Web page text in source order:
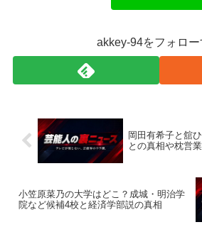
akkey-94をフォロー
岡田有希子と舘
との真相や枕営
小笠原菜乃の大学はどこ？成城・明治学
院など候補4校と経済学部説の真相